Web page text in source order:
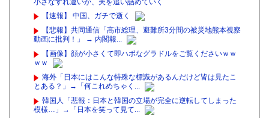
小さなすれ違いが、夫を追い詰めていく
【速報】 中国、ガチで逝く
【悲報】共同通信「高市総理、避難所3分間の被災地熊本視察
動画に批判！」 → 内閣報...
【画像】顔が小さくて即ハボなグラドルをご覧くださいｗｗ
ｗｗ
海外「日本にはこんな特殊な標識があるんだけど皆は見たこ
とある？」→「何これめちゃく...
韓国人「悲報：日本と韓国の立場が完全に逆転してしまった
模様…」→「日本を笑って見て...